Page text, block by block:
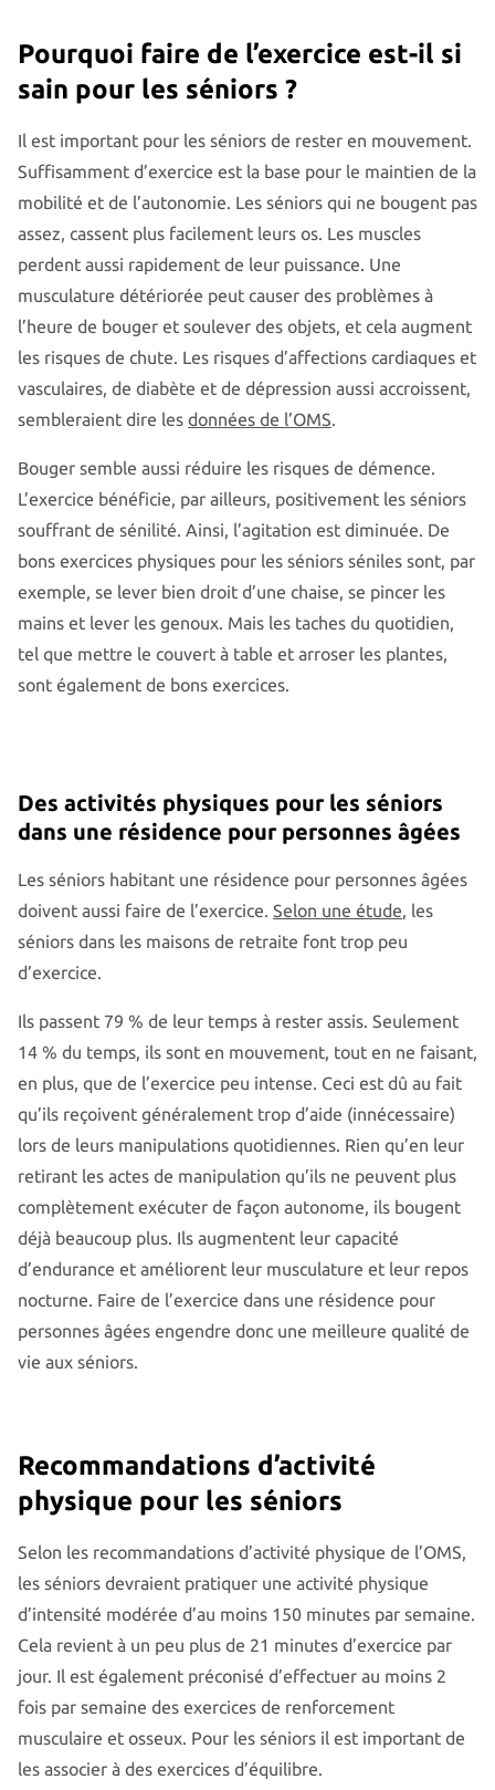
Pourquoi faire de l’exercice est-il si
sain pour les séniors ?
Il est important pour les séniors de rester en mouvement.
Suffisamment d’exercice est la base pour le maintien de la
mobilité et de l’autonomie. Les séniors qui ne bougent pas
assez, cassent plus facilement leurs os. Les muscles
perdent aussi rapidement de leur puissance. Une
musculature détériorée peut causer des problèmes à
l’heure de bouger et soulever des objets, et cela augment
les risques de chute. Les risques d’affections cardiaques et
vasculaires, de diabète et de dépression aussi accroissent,
sembleraient dire les données de l’OMS.
Bouger semble aussi réduire les risques de démence.
L’exercice bénéficie, par ailleurs, positivement les séniors
souffrant de sénilité. Ainsi, l’agitation est diminuée. De
bons exercices physiques pour les séniors séniles sont, par
exemple, se lever bien droit d’une chaise, se pincer les
mains et lever les genoux. Mais les taches du quotidien,
tel que mettre le couvert à table et arroser les plantes,
sont également de bons exercices.
Des activités physiques pour les séniors
dans une résidence pour personnes âgées
Les séniors habitant une résidence pour personnes âgées
doivent aussi faire de l’exercice. Selon une étude, les
séniors dans les maisons de retraite font trop peu
d’exercice.
Ils passent 79 % de leur temps à rester assis. Seulement
14 % du temps, ils sont en mouvement, tout en ne faisant,
en plus, que de l’exercice peu intense. Ceci est dû au fait
qu’ils reçoivent généralement trop d’aide (innécessaire)
lors de leurs manipulations quotidiennes. Rien qu’en leur
retirant les actes de manipulation qu’ils ne peuvent plus
complètement exécuter de façon autonome, ils bougent
déjà beaucoup plus. Ils augmentent leur capacité
d’endurance et améliorent leur musculature et leur repos
nocturne. Faire de l’exercice dans une résidence pour
personnes âgées engendre donc une meilleure qualité de
vie aux séniors.
Recommandations d’activité
physique pour les séniors
Selon les recommandations d’activité physique de l’OMS,
les séniors devraient pratiquer une activité physique
d’intensité modérée d’au moins 150 minutes par semaine.
Cela revient à un peu plus de 21 minutes d’exercice par
jour. Il est également préconisé d’effectuer au moins 2
fois par semaine des exercices de renforcement
musculaire et osseux. Pour les séniors il est important de
les associer à des exercices d’équilibre.